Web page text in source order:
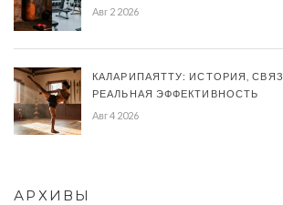
Авг 2 2026
КАЛАРИПАЯТТУ: ИСТОРИЯ,
РЕАЛЬНАЯ ЭФФЕКТИВНОСТЬ
Авг 4 2026
АРХИВЫ